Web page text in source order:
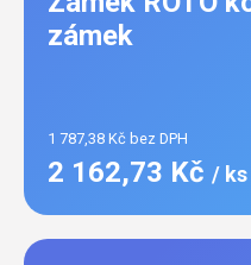
zámek
1 787,38 Kč bez DPH
2 162,73 Kč / ks